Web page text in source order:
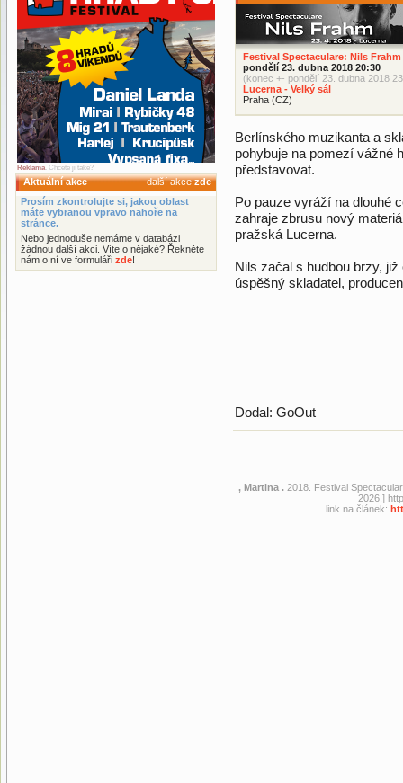
Reklama. Chcete ji také?
Aktuální akce další akcezde
Prosím zkontrolujte si, jakou oblast
máte vybranou vpravo nahoře na
stránce.
Nebo jednoduše nemáme v databázi
žádnou další akci. Víte o nějaké? Řekněte
nám o ní ve formuláři zde!
Festival Spectaculare: Nils Frahm
pondělí 23. dubna 2018 20:30
(konec +- pondělí 23. dubna 2018
Lucerna - Velký sál
Praha (CZ)
Berlínského muzikanta a
pohybuje na pomezí vážné
představovat.
Po pauze vyráží na dlouhé
zahraje zbrusu nový
pražská Lucerna.
Nils začal s hudbou brzy,
úspěšný skladatel,
Dodal: GoOut
, Martina . 2018. Festival
2026.]
link na článek: